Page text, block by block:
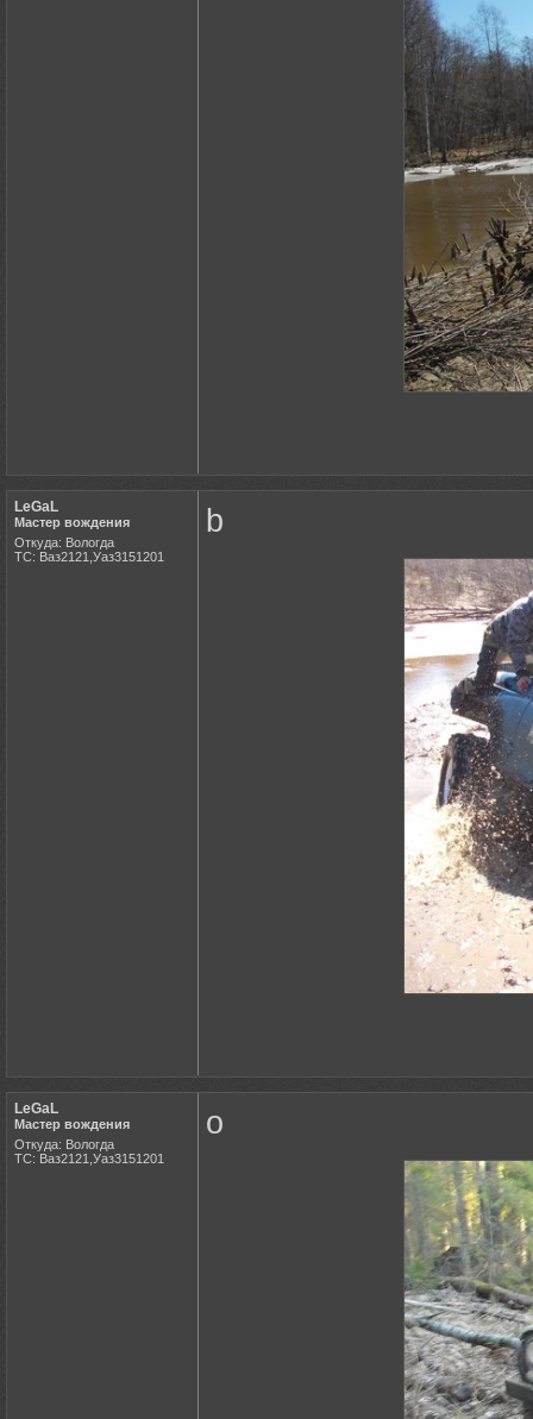
LeGaL
Мастер вождения
Откуда: Вологда
ТС: Ваз2121,Уаз3151201
b
LeGaL
Мастер вождения
Откуда: Вологда
ТС: Ваз2121,Уаз3151201
о